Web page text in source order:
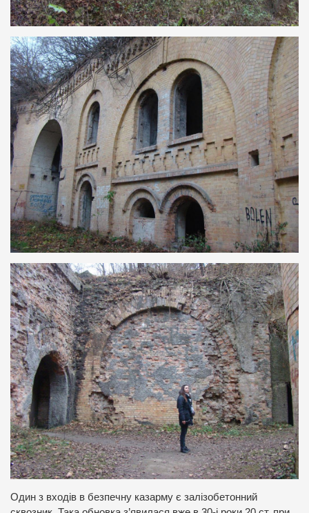
Один з входів в безпечну казарму є залізобетонний